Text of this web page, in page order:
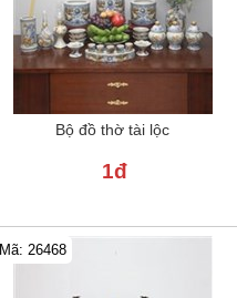
Bộ đồ thờ tài lộc
1đ
Mã: 26468